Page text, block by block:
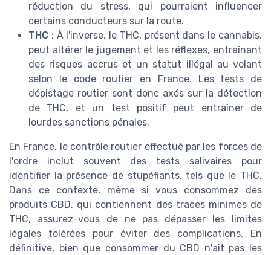
réduction du stress, qui pourraient influencer
certains conducteurs sur la route.
THC : À l'inverse, le THC, présent dans le cannabis,
peut altérer le jugement et les réflexes, entraînant
des risques accrus et un statut illégal au volant
selon le code routier en France. Les tests de
dépistage routier sont donc axés sur la détection
de THC, et un test positif peut entraîner de
lourdes sanctions pénales.
En France, le contrôle routier effectué par les forces de
l'ordre inclut souvent des tests salivaires pour
identifier la présence de stupéfiants, tels que le THC.
Dans ce contexte, même si vous consommez des
produits CBD, qui contiennent des traces minimes de
THC, assurez-vous de ne pas dépasser les limites
légales tolérées pour éviter des complications. En
définitive, bien que consommer du CBD n'ait pas les